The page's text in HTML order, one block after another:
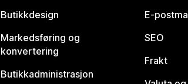
Butikkdesign
Markedsføring og
konvertering
Butikkadministrasjon
E-
SEO
Frakt